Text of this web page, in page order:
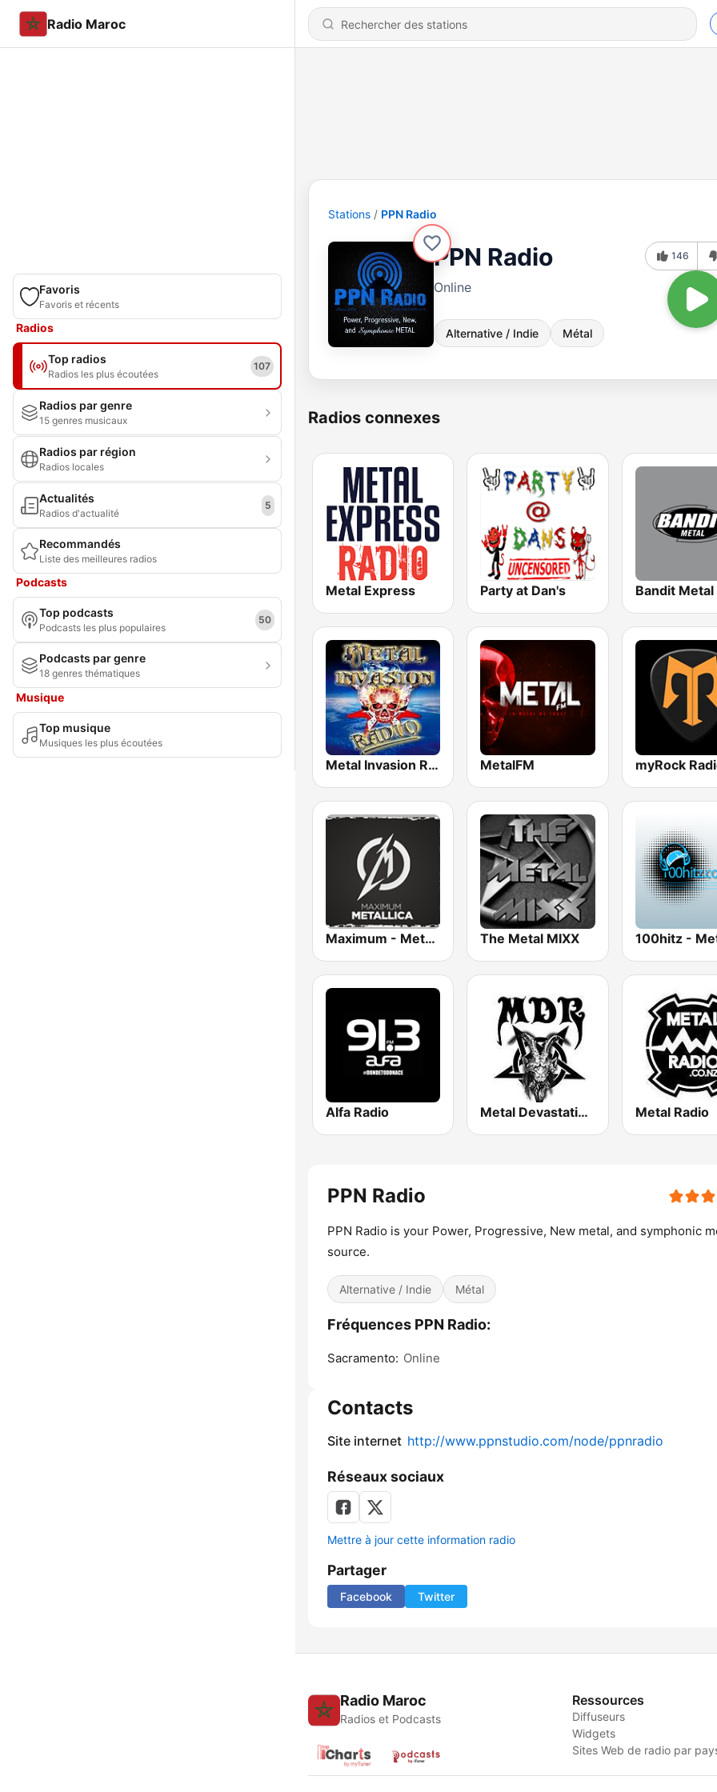
Radio Maroc
Favoris
Favoris et récents
Radios
Top radios
Radios les plus écoutées
107
Radios par genre
15 genres musicaux
Radios par région
Radios locales
Actualités
Radios d'actualité
5
Recommandés
Liste des meilleures radios
Podcasts
Top podcasts
Podcasts les plus populaires
50
Podcasts par genre
18 genres thématiques
Musique
Top musique
Musiques les plus écoutées
Stations PPN Radio
PPN Radio
Online
Alternative / Indie Métal
146
Radios connexes
Metal Express Party at Dan's Bandit Metal
Metal Invasion Radio MetalFM myRock
Maximum - Metallica (Максимум) The Metal MIXX 100hitz -
Alfa Radio Metal Devastation Radio Metal Radio
PPN Radio
PPN Radio is your Power, Progressive, New metal, and symphonic
source.
Alternative / Indie Métal
Fréquences PPN Radio:
Sacramento: Online
Contacts
Site internet http://www.ppnstudio.com/node/ppnradio
Réseaux sociaux
Mettre à jour cette information radio
Partager
Facebook Twitter
Radio Maroc
Radios et Podcasts
Ressources
Diffuseurs
Widgets
Sites Web de radio par